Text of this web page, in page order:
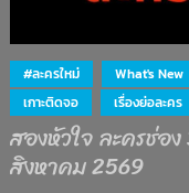
#ละครใหม่ What's New
เกาะติดจอ
เรื่องย่อละคร
สองหัวใจ ละครช่อ
สิงหาคม 2569